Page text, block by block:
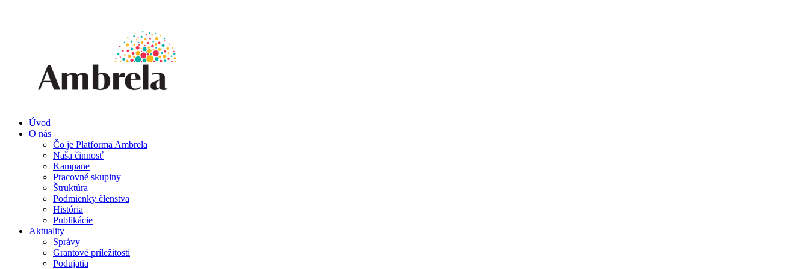
Úvod
O nás
Čo je Platforma Ambrela
Naša činnosť
Kampane
Pracovné skupiny
Štruktúra
Podmienky členstva
História
Publikácie
Aktuality
Správy
Grantové príležitosti
Podujatia